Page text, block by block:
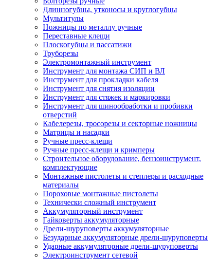
Длинногубцы, утконосы и круглогубцы
Мультитулы
Ножницы по металлу ручные
Переставные клещи
Плоскогубцы и пассатижи
Труборезы
Электромонтажный инструмент
Инструмент для монтажа СИП и ВЛ
Инструмент для прокладки кабеля
Инструмент для снятия изоляции
Инструмент для стяжек и маркировки
Инструмент для шинообработки и пробивки
отверстий
Кабелерезы, тросорезы и секторные ножницы
Матрицы и насадки
Ручные пресс-клещи
Ручные пресс-клещи и кримперы
Строительное оборудование, бензоинструмент,
комплектующие
Монтажные пистолеты и степлеры и расходные
материалы
Пороховые монтажные пистолеты
Технически сложный инструмент
Аккумуляторный инструмент
Гайковерты аккумуляторные
Дрели-шуруповерты аккумуляторные
Безударные аккумуляторные дрели-шуруповерты
Ударные аккумуляторные дрели-шуруповерты
Электроинструмент сетевой